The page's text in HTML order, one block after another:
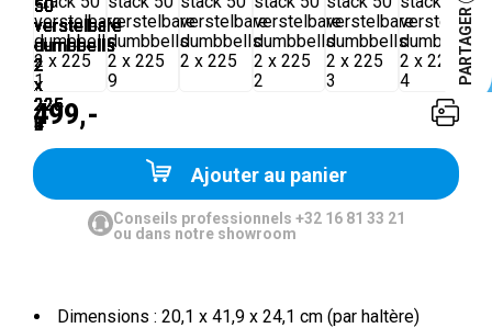
PARTAGER
499,-
Ajouter au panier
Conseils professionnels +32 16 81 33 21
ou dans notre showroom
Dimensions : 20,1 x 41,9 x 24,1 cm (par haltère)